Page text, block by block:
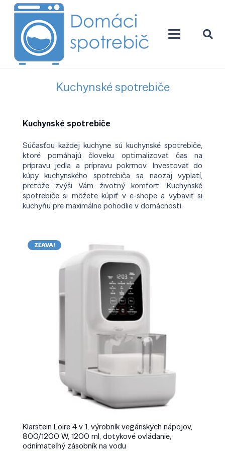
Kuchynské spotrebiče
Kuchynské spotrebiče
Súčasťou každej kuchyne sú kuchynské spotrebiče,
ktoré pomáhajú človeku optimalizovať čas na
prípravu jedla a prípravu pokrmov. Investovať do
kúpy kuchynského spotrebiča sa naozaj vyplatí,
pretože zvýši Vám životný komfort. Kuchynské
spotrebiče si môžete kúpiť v e-shope a vybaviť si
kuchyňu pre maximálne pohodlie v domácnosti.
ZĽAVA!
Klarstein Loire 4 v 1, výrobník vegánskych nápojov,
800/1200 W, 1200 ml, dotykové ovládanie,
odnímateľný zásobník na vodu